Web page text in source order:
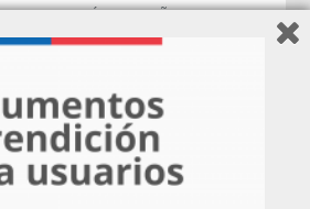
más pequeñas, es por
como Promoción y
lo que buscan es entregar las
para que las pymes puedan
pymes, comercializar sus
y crecer”.